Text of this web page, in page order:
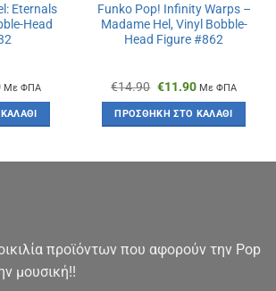
Eternals
Head
Η
τιμή
είναι:
€12.40.
Με ΦΠΑ
Funko Pop! Infinity Warps –
Madame Hel, Vinyl Bobble-
Head Figure #862
€14.90 Original
was:
€14.90.
€11.90Η
τιμή
είναι:
€11.90.
Με ΦΠΑ
ΠΡΟΣΘΉΚΗ ΣΤΟ ΚΑΛΆΘΙ
προϊόντων που αφορούν την Pop
μουσική!!